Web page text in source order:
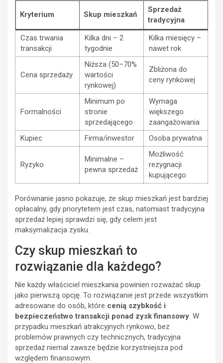
Kryterium Skup mieszkań
Sprzedaż
tradycyjna
Czas trwania
transakcji
Kilka dni – 2
tygodnie
Kilka miesięcy –
nawet rok
Cena sprzedaży
Niższa (50–70%
wartości
rynkowej)
Zbliżona do
ceny rynkowej
Formalności
Minimum po
stronie
sprzedającego
Wymaga
większego
zaangażowania
Kupiec
Firma/inwestor Osoba prywatna
Ryzyko
Minimalne –
pewna sprzedaż
Możliwość
rezygnacji
kupującego
Porównanie jasno pokazuje, że skup mieszkań jest bardziej
opłacalny, gdy priorytetem jest czas, natomiast tradycyjna
sprzedaż lepiej sprawdzi się, gdy celem jest
maksymalizacja zysku.
Czy skup mieszkań to
rozwiązanie dla każdego?
Nie każdy właściciel mieszkania powinien rozważać skup
jako pierwszą opcję. To rozwiązanie jest przede wszystkim
adresowane do osób, które cenią szybkość i
bezpieczeństwo transakcji ponad zysk finansowy. W
przypadku mieszkań atrakcyjnych rynkowo, bez
problemów prawnych czy technicznych, tradycyjna
sprzedaż niemal zawsze będzie korzystniejsza pod
względem finansowym.